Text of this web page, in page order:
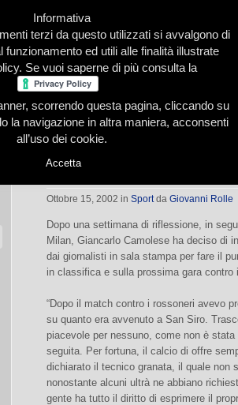
Redazione Le nostre firme
Camolese si gioca l’ultimo jolly
Ottobre 15, 2002 in Sportda Giovanni Rolle
Dopo una settimana di riflessione, in
Milan, Giancarlo Camolese ha deciso di
dai giornalisti in sala stampa per fare il
in classifica e sulla prossima gara contro
“Dopo il match contro i rossoneri avevo
su quanto era avvenuto a San Siro.
piacevole per nessuno, come non è
seguita. Per fortuna, il calcio di offre
dichiarato il tecnico granata, il quale non
nonostante alcuni ultrà ne abbiano
gente ha tutto il diritto di esprimere il
Informativa
terzi da questo utilizzati si avvalgono di
funzionamento ed utili alle finalità illustrate
Se vuoi saperne di più consulta la
scorrendo questa pagina, cliccando su
la navigazione in altra maniera, acconsenti
all’uso dei cookie.
Accetta